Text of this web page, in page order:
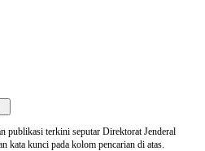
publikasi terkini seputar Direktorat Jenderal
kata kunci pada kolom pencarian di atas.